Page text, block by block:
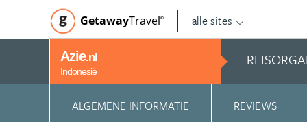
GetawayTravel© alle sites
Azie.nl
Indonesië
ALGEMENE INFORMATIE REVIEWS